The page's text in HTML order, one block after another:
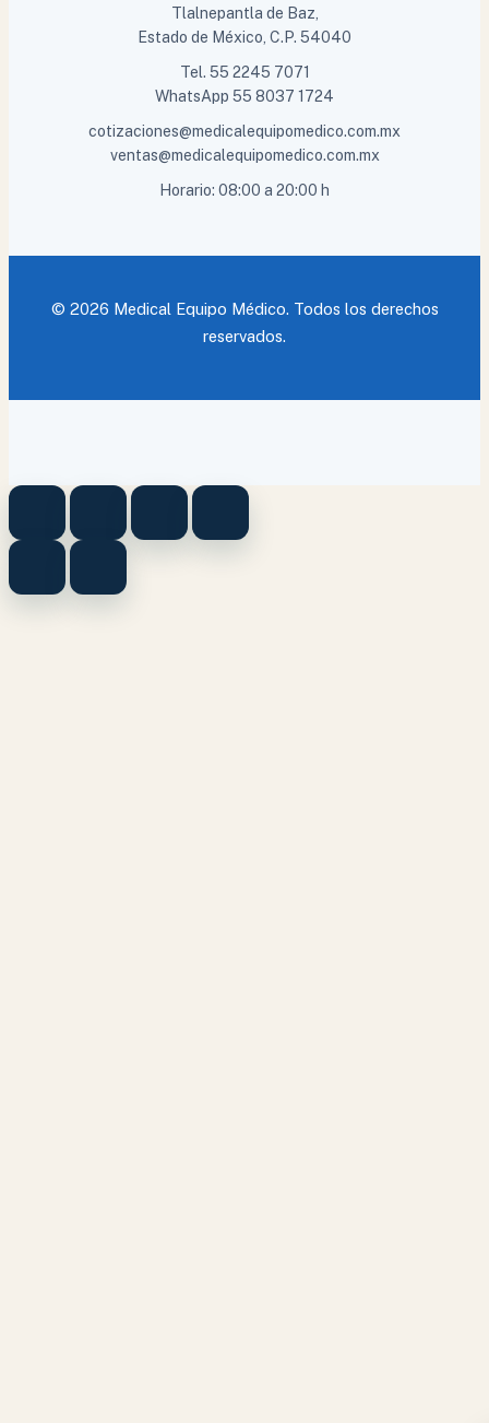
Tlalnepantla de Baz,
Estado de México, C.P. 54040
Tel. 55 2245 7071
WhatsApp 55 8037 1724
cotizaciones@medicalequipomedico.com.mx
ventas@medicalequipomedico.com.mx
Horario: 08:00 a 20:00 h
© 2026 Medical Equipo Médico. Todos los derechos
reservados.